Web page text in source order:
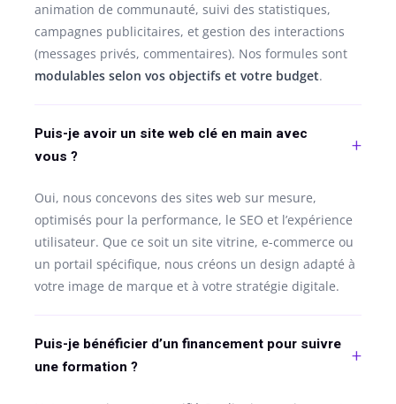
animation de communauté, suivi des statistiques,
campagnes publicitaires, et gestion des interactions
(messages privés, commentaires). Nos formules sont
modulables selon vos objectifs et votre budget.
Puis-je avoir un site web clé en main avec
vous ?
Oui, nous concevons des sites web sur mesure,
optimisés pour la performance, le SEO et l’expérience
utilisateur. Que ce soit un site vitrine, e-commerce ou
un portail spécifique, nous créons un design adapté à
votre image de marque et à votre stratégie digitale.
Puis-je bénéficier d’un financement pour suivre
une formation ?